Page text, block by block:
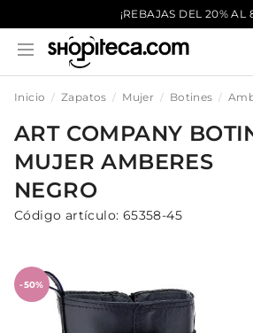
¡REBAJAS DEL 20% AL
Inicio Zapatos Mujer Botines
ART COMPANY
MUJERAMBERES
NEGRO
Código artículo: 65358-45
-50%